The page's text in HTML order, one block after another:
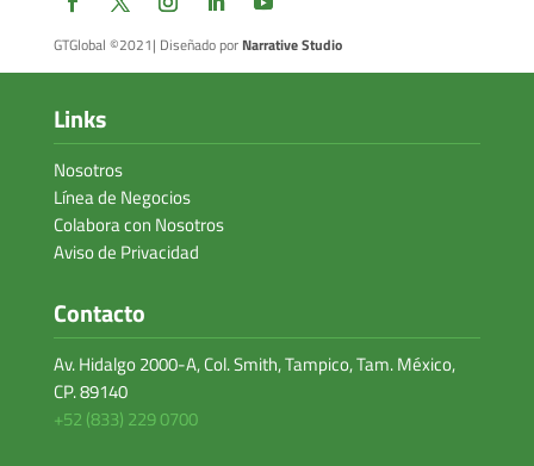
GTGlobal ©2021| Diseñado por Narrative Studio
Links
Nosotros
Línea de Negocios
Colabora con Nosotros
Aviso de Privacidad
Contacto
Av. Hidalgo 2000-A, Col. Smith, Tampico, Tam. México,
CP. 89140
+52 (833) 229 0700